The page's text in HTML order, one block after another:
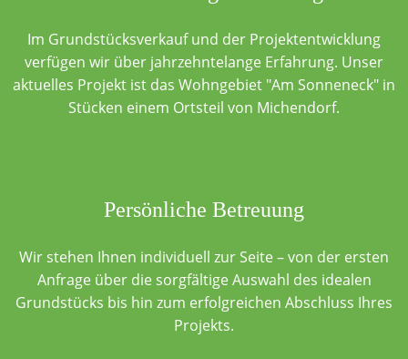
Im Grundstücksverkauf und der Projektentwicklung
verfügen wir über jahrzehntelange Erfahrung. Unser
aktuelles Projekt ist das Wohngebiet "Am Sonneneck" in
Stücken einem Ortsteil von Michendorf.
Persönliche Betreuung
Wir stehen Ihnen individuell zur Seite – von der ersten
Anfrage über die sorgfältige Auswahl des idealen
Grundstücks bis hin zum erfolgreichen Abschluss Ihres
Projekts.